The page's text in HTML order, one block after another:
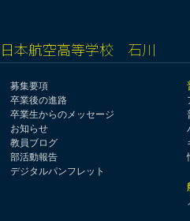
日本航空高等学校 石川
募集要項
卒業後の進路
卒業生からのメッセージ
お知らせ
教員ブログ
部活動報告
デジタルパンフレット